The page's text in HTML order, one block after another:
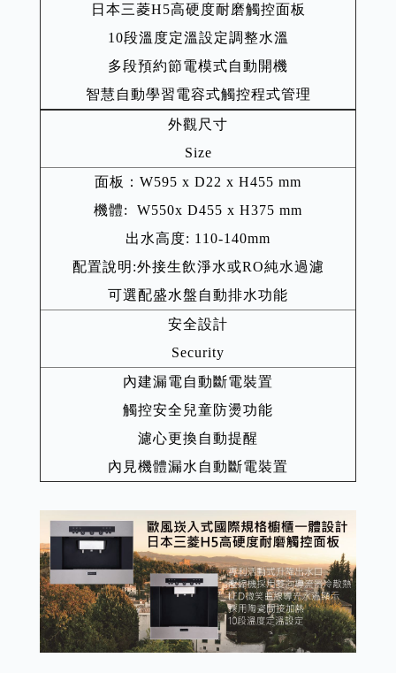
日本三菱H5高硬度耐磨觸控面板
10段溫度定溫設定調整水溫
多段預約節電模式自動開機
智慧自動學習電容式觸控程式管理
外觀尺寸
Size
面板：W595 x D22 x H455 mm
機體: W550x D455 x H375 mm
出水高度: 110-140mm
配置說明:外接生飲淨水或RO純水過濾
可選配盛水盤自動排水功能
安全設計
Security
內建漏電自動斷電裝置
觸控安全兒童防燙功能
濾心更換自動提醒
內見機體漏水自動斷電裝置